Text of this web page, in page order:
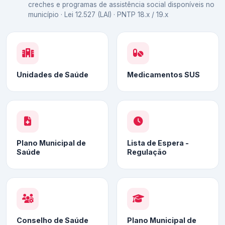
creches e programas de assistência social disponíveis no
município · Lei 12.527 (LAI) · PNTP 18.x / 19.x
Unidades de Saúde Medicamentos SUS
Plano Municipal de
Saúde
Lista de Espera -
Regulação
Conselho de Saúde
Plano Municipal de